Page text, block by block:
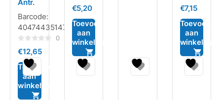
Antr.
Barcode:
4047443514714
0
uit
5
0
€12,65
Toevoegen
aan
winkelwagen
0
5
€5,20
Toevoegen
aan
winkelwagen
0
5
€7,15
Toevoegen
aan